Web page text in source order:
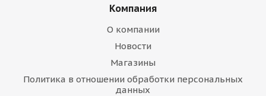
Компания
О компании
Новости
Магазины
Политика в отношении обработки персональных
данных